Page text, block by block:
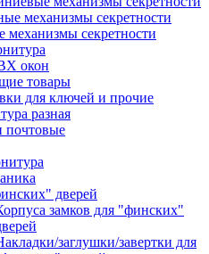
механизмы секретности
механизмы секретности
окон
товары
для ключей и прочие
разная
дверей
замков для "финских"
заглушки/завертки для